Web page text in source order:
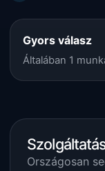
Gyors válasz
Általában 1
Országosan